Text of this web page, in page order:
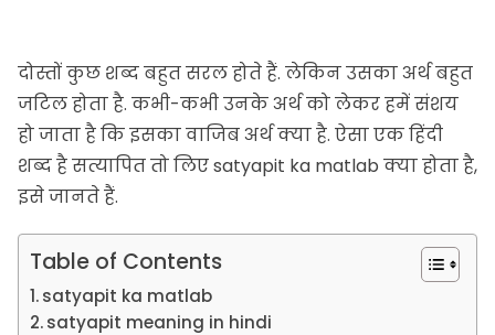
दोस्तों कुछ शब्द बहुत सरल होते हैं. लेकिन उसका अर्थ बहुत
जटिल होता है. कभी-कभी उनके अर्थ को लेकर हमें संशय
हो जाता है कि इसका वाजिब अर्थ क्या है. ऐसा एक हिंदी
शब्द है सत्यापित तो लिए satyapit ka matlab क्या होता है,
इसे जानते हैं.
Table of Contents
satyapit ka matlab
satyapit meaning in hindi